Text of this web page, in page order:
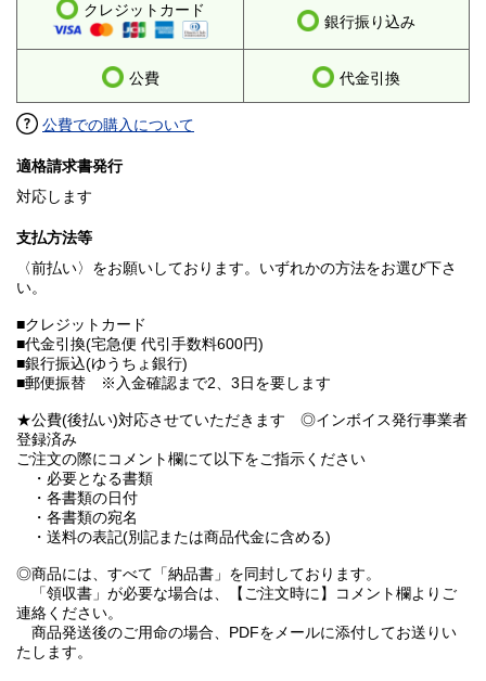
クレジットカード
銀行振り込み
公費 代金引換
公費での購入について
適格請求書発行
対応します
支払方法等
〈前払い〉をお願いしております。いずれかの方法をお選び下さ
い。
■クレジットカード
■代金引換(宅急便 代引手数料600円)
■銀行振込(ゆうちょ銀行)
■郵便振替 ※入金確認まで2、3日を要します
★公費(後払い)対応させていただきます ◎インボイス発行事業者
登録済み
ご注文の際にコメント欄にて以下をご指示ください
・必要となる書類
・各書類の日付
・各書類の宛名
・送料の表記(別記または商品代金に含める)
◎商品には、すべて「納品書」を同封しております。
「領収書」が必要な場合は、【ご注文時に】コメント欄よりご
連絡ください。
商品発送後のご用命の場合、PDFをメールに添付してお送りい
たします。